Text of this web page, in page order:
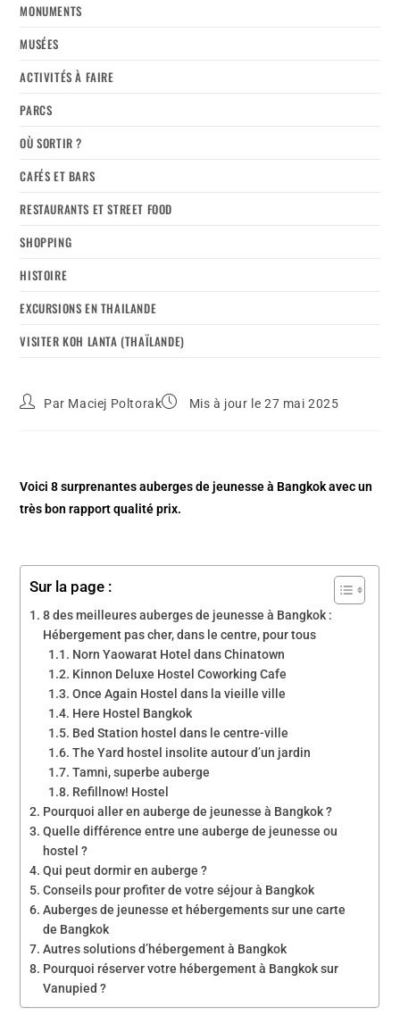
MONUMENTS
MUSÉES
ACTIVITÉS À FAIRE
PARCS
OÙ SORTIR ?
CAFÉS ET BARS
RESTAURANTS ET STREET FOOD
SHOPPING
HISTOIRE
EXCURSIONS EN THAILANDE
VISITER KOH LANTA (THAÏLANDE)
Par Maciej Poltorak Mis à jour le 27 mai 2025
Voici 8 surprenantes auberges de jeunesse à Bangkok avec un
très bon rapport qualité prix.
Sur la page :
8 des meilleures auberges de jeunesse à Bangkok :
Hébergement pas cher, dans le centre, pour tous
Norn Yaowarat Hotel dans Chinatown
Kinnon Deluxe Hostel Coworking Cafe
Once Again Hostel dans la vieille ville
Here Hostel Bangkok
Bed Station hostel dans le centre-ville
The Yard hostel insolite autour d’un jardin
Tamni, superbe auberge
Refillnow! Hostel
Pourquoi aller en auberge de jeunesse à Bangkok ?
Quelle différence entre une auberge de jeunesse ou
hostel ?
Qui peut dormir en auberge ?
Conseils pour profiter de votre séjour à Bangkok
Auberges de jeunesse et hébergements sur une carte
de Bangkok
Autres solutions d’hébergement à Bangkok
Pourquoi réserver votre hébergement à Bangkok sur
Vanupied ?